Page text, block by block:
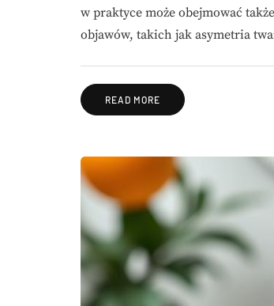
w praktyce może obejmować
objawów, takich jak asymetria
READ MORE